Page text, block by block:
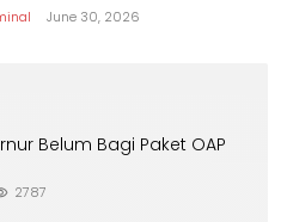
June 30, 2026
Belum Bagi Paket OAP
2787